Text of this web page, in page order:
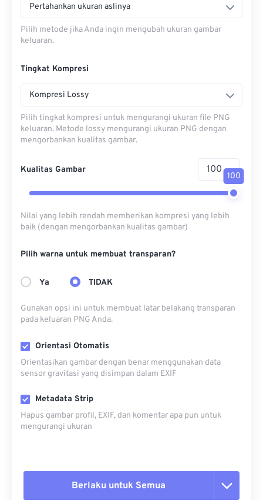
Pertahankan ukuran aslinya
Pilih metode jika Anda ingin mengubah ukuran gambar
keluaran.
Tingkat Kompresi
Kompresi Lossy
Pilih tingkat kompresi untuk mengurangi ukuran file PNG
keluaran. Metode lossy mengurangi ukuran PNG dengan
mengorbankan kualitas gambar.
Kualitas Gambar
100
Nilai yang lebih rendah memberikan kompresi yang lebih
baik (dengan mengorbankan kualitas gambar)
Pilih warna untuk membuat transparan?
Ya TIDAK
Gunakan opsi ini untuk membuat latar belakang transparan
pada keluaran PNG Anda.
Orientasi Otomatis
Orientasikan gambar dengan benar menggunakan data
sensor gravitasi yang disimpan dalam EXIF
Metadata Strip
Hapus gambar profil, EXIF, dan komentar apa pun untuk
mengurangi ukuran
Berlaku untuk Semua